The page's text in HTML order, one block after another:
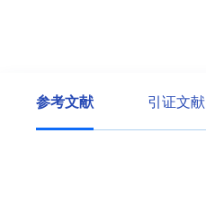
参考文献 引证文献